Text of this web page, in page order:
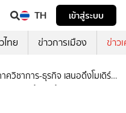
TH
เข้าสู่ระบบ
ไทย ข่าวการเมือง ข่าว
ควิชาการ-ธุรกิจ เสนอดึงโมเดิร์น
เงินแสนล้าน สร้างพายุหมุน